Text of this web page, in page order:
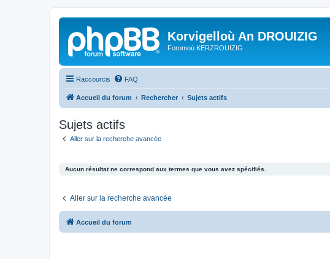
Korvigelloù An DROUIZIG
Foromoù KERZROUIZIG
Raccourcis FAQ
Accueil du forum Rechercher Sujets actifs
Sujets actifs
Aller sur la recherche avancée
Aucun résultat ne correspond aux termes que vous avez spécifiés.
Aller sur la recherche avancée
Accueil du forum